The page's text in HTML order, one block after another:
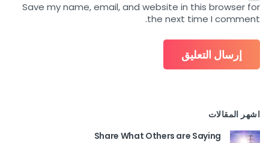
Save my name, email, and website in this browser for
the next time I comment.
اشهر المقالات
Share What Others are Saying